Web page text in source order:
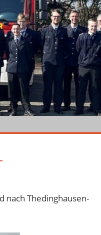
Thedinghausen-